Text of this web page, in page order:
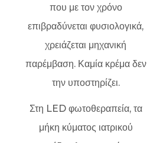
που με τον χρόνο
επιβραδύνεται φυσιολογικά,
χρειάζεται μηχανική
παρέμβαση. Καμία κρέμα δεν
την υποστηρίζει.
Στη LED φωτοθεραπεία, τα
μήκη κύματος ιατρικού